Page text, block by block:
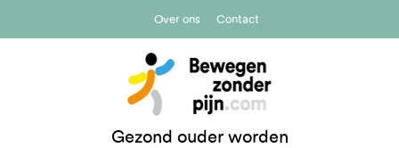
Over ons Contact
Gezond ouder worden